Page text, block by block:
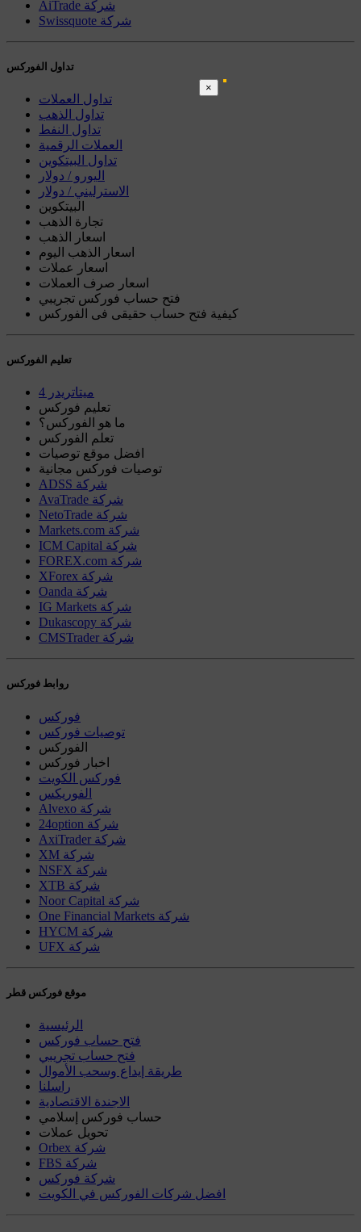
AiTrade شركة
Swissquote شركة
تداول الفوركس
تداول العملات
تداول الذهب
تداول النفط
العملات الرقمية
تداول البيتكوين
اليورو / دولار
الاسترليني / دولار
البيتكوين
تجارة الذهب
اسعار الذهب
اسعار الذهب اليوم
اسعار عملات
اسعار صرف العملات
فتح حساب فوركس تجريبي
كيفية فتح حساب حقيقى فى الفوركس
تعليم الفوركس
ميتاتريدر 4
تعليم فوركس
ما هو الفوركس؟
تعلم الفوركس
افضل موقع توصيات
توصيات فوركس مجانية
ADSS شركة
AvaTrade شركة
NetoTrade شركة
Markets.com شركة
ICM Capital شركة
FOREX.com شركة
XForex شركة
Oanda شركة
IG Markets شركة
Dukascopy شركة
CMSTrader شركة
روابط فوركس
فوركس
توصيات فوركس
الفوركس
اخبار فوركس
فوركس الكويت
الفوريكس
Alvexo شركة
24option شركة
AxiTrader شركة
XM شركة
NSFX شركة
XTB شركة
Noor Capital شركة
One Financial Markets شركة
HYCM شركة
UFX شركة
موقع فوركس قطر
الرئيسية
فتح حساب فوركس
فتح حساب تجريبي
طريقة إيداع وسحب الأموال
راسلنا
الاجندة الاقتصادية
حساب فوركس إسلامي
تحويل عملات
Orbex شركة
FBS شركة
شركة فوركس
افضل شركات الفوركس في الكويت
×